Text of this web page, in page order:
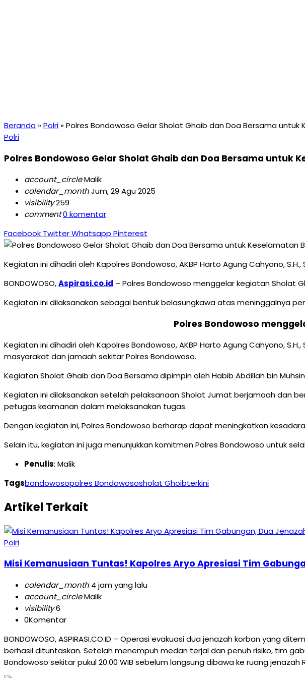
Beranda »Polri »Polres Bondowoso Gelar Sholat Ghaib dan Doa Bersama
Polri
Polres Bondowoso Gelar Sholat Ghaib dan Doa Bersama untuk
account_circleMalik
calendar_monthJum, 29 Agu 2025
visibility259
comment0 komentar
Facebook TwitterWhatsapp Pinterest
Kegiatan ini dihadiri oleh Kapolres Bondowoso, AKBP Harto Agung Cahyono, S.H.,
BONDOWOSO,Aspirasi.co.id – Polres Bondowoso menggelar kegiatan Sholat
Kegiatan ini dilaksanakan sebagai bentuk belasungkawa atas meninggalnya
Polres Bondowoso
Kegiatan ini dihadiri oleh Kapolres Bondowoso, AKBP Harto Agung Cahyono,
masyarakat dan jamaah sekitar Polres Bondowoso.
Kegiatan Sholat Ghaib dan Doa Bersama dipimpin oleh Habib Abdillah bin
Kegiatan ini dilaksanakan setelah pelaksanaan Sholat Jumat berjamaah dan
petugas keamanan dalam melaksanakan tugas.
Dengan kegiatan ini, Polres Bondowoso berharap dapat meningkatkan
Selain itu, kegiatan ini juga menunjukkan komitmen Polres Bondowoso untuk
Penulis: Malik
Tagsbondowosopolres Bondowososholat Ghoibterkini
Artikel Terkait
Polri
Misi Kemanusiaan Tuntas! Kapolres Aryo Apresiasi Tim
calendar_month 4 jam yang lalu
account_circleMalik
visibility6
0Komentar
BONDOWOSO, ASPIRASI.CO.ID – Operasi evakuasi dua jenazah korban yang
berhasil dituntaskan. Setelah menempuh medan terjal dan penuh risiko, tim
Bondowoso sekitar pukul 20.00 WIB sebelum langsung dibawa ke ruang jenazah